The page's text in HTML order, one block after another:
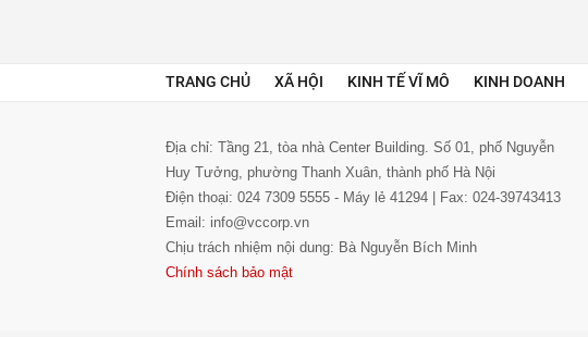
TRANG CHỦ XÃ HỘI KINH TẾ VĨ MÔ KINH DOANH
Địa chỉ: Tầng 21, tòa nhà Center Building. Số 01, phố Nguyễn
Huy Tưởng, phường Thanh Xuân, thành phố Hà Nội
Điện thoại: 024 7309 5555 - Máy lẻ 41294 | Fax: 024-39743413
Email: info@vccorp.vn
Chịu trách nhiệm nội dung: Bà Nguyễn Bích Minh
Chính sách bảo mật